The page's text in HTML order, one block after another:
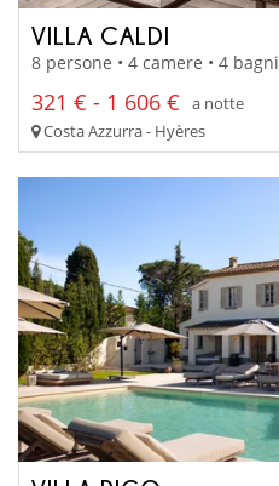
VILLA CALDI
8 persone • 4 camere • 4 bagni
321 € - 1 606 €
a notte
Costa Azzurra - Hyères